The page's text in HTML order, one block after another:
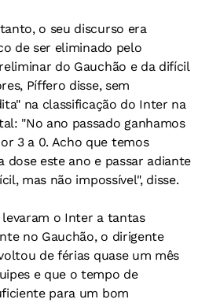
o seu discurso era
de ser eliminado pelo
do Gauchão e da difícil
Píffero disse, sem
na classificação do Inter na
"No ano passado ganhamos
3 a 0. Acho que temos
dose este ano e passar adiante
mas não impossível", disse.
o Inter a tantas
no Gauchão, o dirigente
de férias quase um mês
e que o tempo de
para um bom